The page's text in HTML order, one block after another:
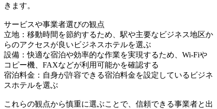
きます。
サービスや事業者選びの観点
立地：移動時間を節約するため、駅や主要なビジネス地区か
らのアクセスが良いビジネスホテルを選ぶ
設備：快適な宿泊や効率的な作業を実現するため、Wi-Fiや
コピー機、FAXなどが利用可能かを確認する
宿泊料金：自身が許容できる宿泊料金を設定しているビジネ
スホテルを選ぶ
これらの観点から慎重に選ぶことで、信頼できる事業者と出